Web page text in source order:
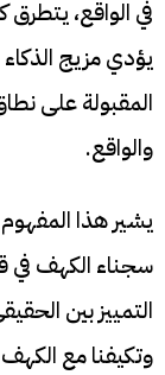
في الواقع،
يؤدي مزيج
المقبولة على
والواقع.
يشير هذا
سجناء الكهف في
التمييز بين
وتكيفنا مع